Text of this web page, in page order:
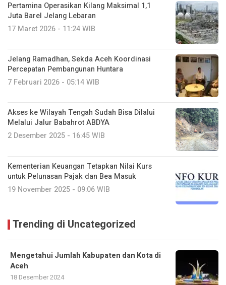
Pertamina Operasikan Kilang Maksimal 1,1
Juta Barel Jelang Lebaran
17 Maret 2026 - 11:24 WIB
‎Jelang Ramadhan, Sekda Aceh Koordinasi
Percepatan Pembangunan Huntara
7 Februari 2026 - 05:14 WIB
Akses ke Wilayah Tengah Sudah Bisa Dilalui
Melalui Jalur Babahrot ABDYA
2 Desember 2025 - 16:45 WIB
Kementerian Keuangan Tetapkan Nilai Kurs
untuk Pelunasan Pajak dan Bea Masuk
19 November 2025 - 09:06 WIB
Trending di Uncategorized
Mengetahui Jumlah Kabupaten dan Kota di
Aceh
18 Desember 2024